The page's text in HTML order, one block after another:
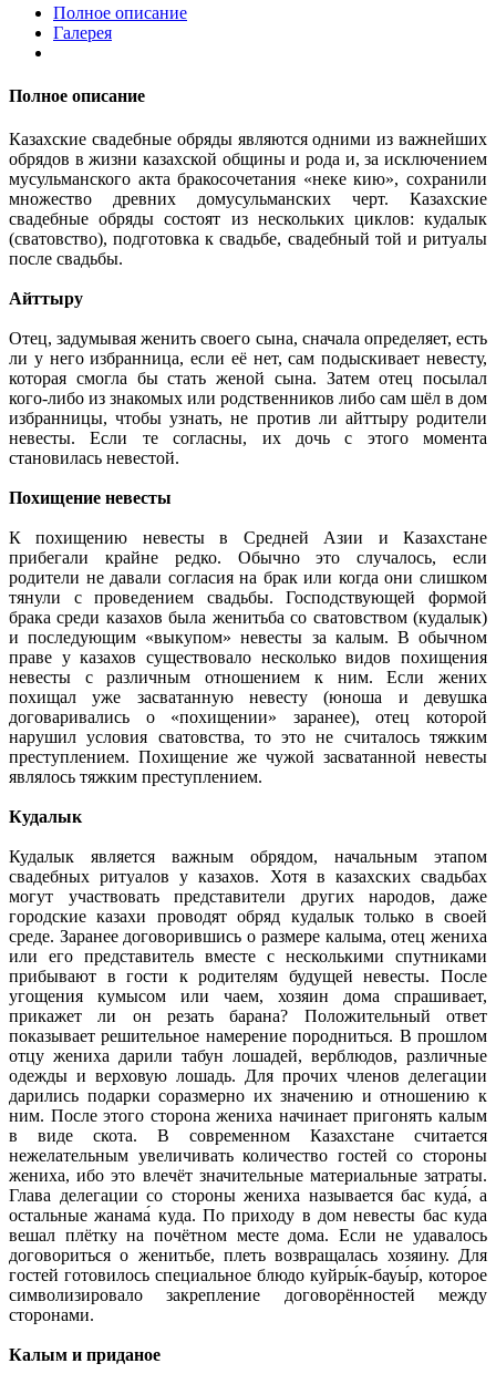
Полное описание
Галерея
Полное описание
Казахские свадебные обряды являются одними из важнейших
обрядов в жизни казахской общины и рода и, за исключением
мусульманского акта бракосочетания «неке кию», сохранили
множество древних домусульманских черт. Казахские
свадебные обряды состоят из нескольких циклов: кудалык
(сватовство), подготовка к свадьбе, свадебный той и ритуалы
после свадьбы.
Айттыру
Отец, задумывая женить своего сына, сначала определяет, есть
ли у него избранница, если её нет, сам подыскивает невесту,
которая смогла бы стать женой сына. Затем отец посылал
кого-либо из знакомых или родственников либо сам шёл в дом
избранницы, чтобы узнать, не против ли айттыру родители
невесты. Если те согласны, их дочь с этого момента
становилась невестой.
Похищение невесты
К похищению невесты в Средней Азии и Казахстане
прибегали крайне редко. Обычно это случалось, если
родители не давали согласия на брак или когда они слишком
тянули с проведением свадьбы. Господствующей формой
брака среди казахов была женитьба со сватовством (кудалык)
и последующим «выкупом» невесты за калым. В обычном
праве у казахов существовало несколько видов похищения
невесты с различным отношением к ним. Если жених
похищал уже засватанную невесту (юноша и девушка
договаривались о «похищении» заранее), отец которой
нарушил условия сватовства, то это не считалось тяжким
преступлением. Похищение же чужой засватанной невесты
являлось тяжким преступлением.
Кудалык
Кудалык является важным обрядом, начальным этапом
свадебных ритуалов у казахов. Хотя в казахских свадьбах
могут участвовать представители других народов, даже
городские казахи проводят обряд кудалык только в своей
среде. Заранее договорившись о размере калыма, отец жениха
или его представитель вместе с несколькими спутниками
прибывают в гости к родителям будущей невесты. После
угощения кумысом или чаем, хозяин дома спрашивает,
прикажет ли он резать барана? Положительный ответ
показывает решительное намерение породниться. В прошлом
отцу жениха дарили табун лошадей, верблюдов, различные
одежды и верховую лошадь. Для прочих членов делегации
дарились подарки соразмерно их значению и отношению к
ним. После этого сторона жениха начинает пригонять калым
в виде скота. В современном Казахстане считается
нежелательным увеличивать количество гостей со стороны
жениха, ибо это влечёт значительные материальные затраты.
Глава делегации со стороны жениха называется бас куда́, а
остальные жанама́ куда. По приходу в дом невесты бас куда
вешал плётку на почётном месте дома. Если не удавалось
договориться о женитьбе, плеть возвращалась хозяину. Для
гостей готовилось специальное блюдо куйры́к-бауы́р, которое
символизировало закрепление договорённостей между
сторонами.
Калым и приданое